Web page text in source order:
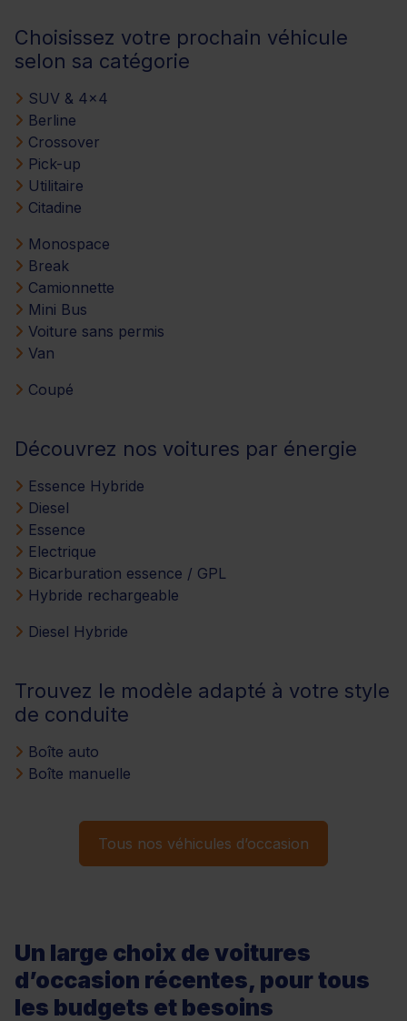
Choisissez votre prochain véhicule
selon sa catégorie
SUV & 4x4
Berline
Crossover
Pick-up
Utilitaire
Citadine
Monospace
Break
Camionnette
Mini Bus
Voiture sans permis
Van
Coupé
Découvrez nos voitures par énergie
Essence Hybride
Diesel
Essence
Electrique
Bicarburation essence / GPL
Hybride rechargeable
Diesel Hybride
Trouvez le modèle adapté à votre style
de conduite
Boîte auto
Boîte manuelle
Tous nos véhicules d’occasion
Un large choix de voitures
d’occasion récentes, pour tous
les budgets et besoins